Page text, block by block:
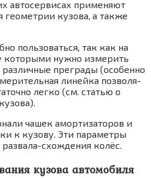
авто­сер­ви­сах при­ме­ня­ют
кузо­ва, а так­же
поль­зо­вать­ся, так как на
кото­ры­ми нуж­но изме­рить
раз­лич­ные пре­гра­ды (осо­бен­но
линей­ка поз­во­ля­
лег­ко (см. ста­тью о
чашек амор­ти­за­то­ров и
к кузо­ву. Эти пара­мет­ры
схож­де­ния колёс.
кузова автомобиля